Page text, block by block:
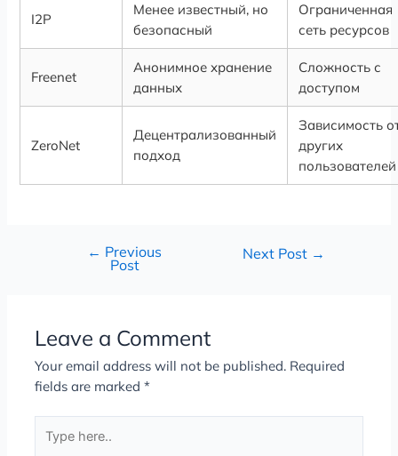
I2P
Менее известный, но
безопасный
Ограниченная
сеть ресурсов
Freenet
Анонимное хранение
данных
Сложность с
доступом
ZeroNet
Децентрализованный
подход
Зависимость
других
пользователей
← Previous
Post
Next Post →
Leave a Comment
Your email address will not be published. Required
fields are marked*
here..